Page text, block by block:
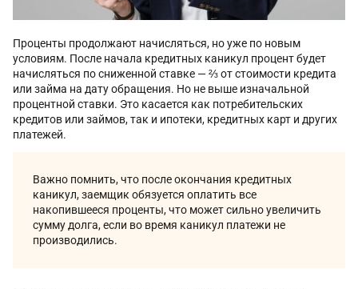
Проценты продолжают начисляться, но уже по новым
условиям. После начала кредитных каникул процент будет
начисляться по сниженной ставке — ⅔ от стоимости кредита
или займа на дату обращения. Но не выше изначальной
процентной ставки. Это касается как потребительских
кредитов или займов, так и ипотеки, кредитных карт и других
платежей.
Важно помнить, что после окончания кредитных
каникул, заемщик обязуется оплатить все
накопившееся проценты, что может сильно увеличить
сумму долга, если во время каникул платежи не
производились.